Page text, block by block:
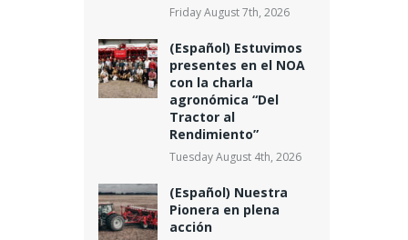
Friday August 7th, 2026
(Español) Estuvimos
presentes en el NOA
con la charla
agronómica “Del
Tractor al
Rendimiento”
Tuesday August 4th, 2026
(Español) Nuestra
Pionera en plena
acción